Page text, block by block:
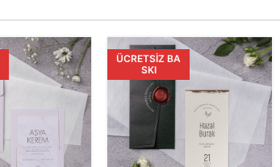
ÜCRETSIZ BA
SKI